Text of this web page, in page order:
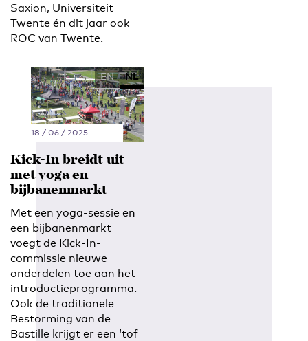
Saxion, Universiteit
Twente én dit jaar ook
ROC van Twente.
EN NL
18 / 06 / 2025
Kick-In breidt uit
met yoga en
bijbanenmarkt
Met een yoga-sessie en
een bijbanenmarkt
voegt de Kick-In-
commissie nieuwe
onderdelen toe aan het
introductieprogramma.
Ook de traditionele
Bestorming van de
Bastille krijgt er een ‘tof